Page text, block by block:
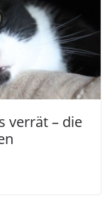
verrät – die